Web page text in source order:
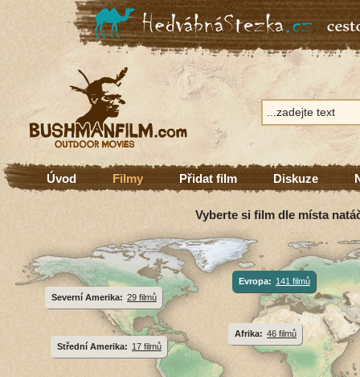
Úvod Filmy Přidat film Diskuze
Vyberte si film dle místa
Afrika: 46 filmů
Evropa: 141 filmů
Severní Amerika: 29 filmů
Střední Amerika: 17 filmů